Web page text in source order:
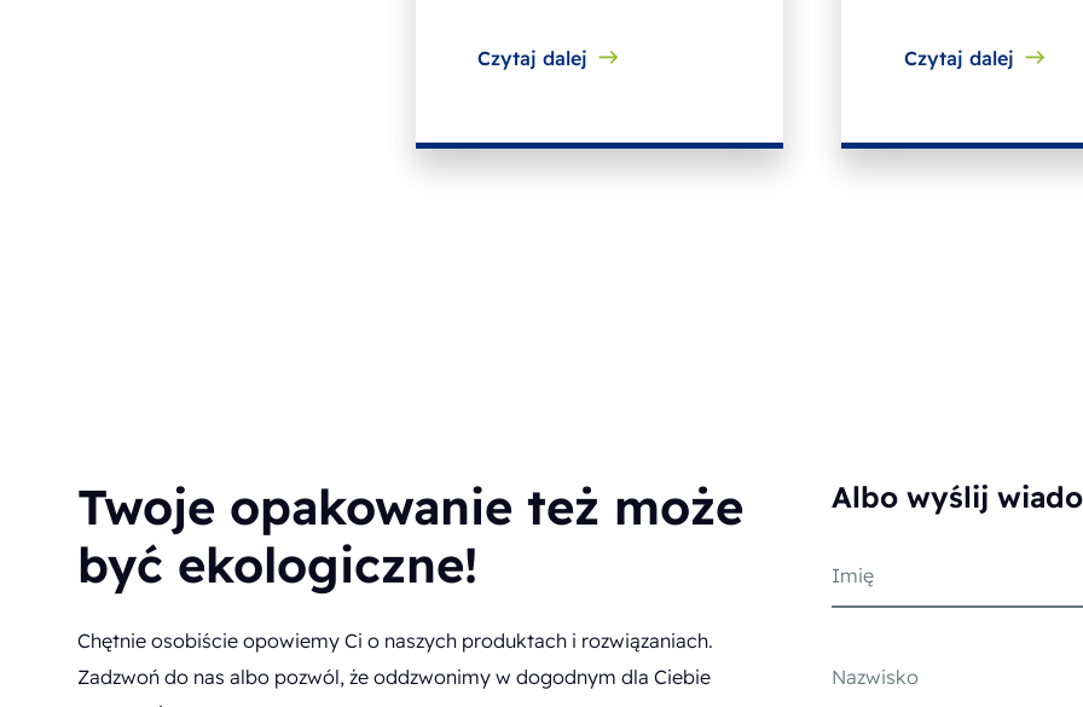
Czytaj dalej Czytaj dalej
Twoje opakowanie też może
być ekologiczne!
Chętnie osobiście opowiemy Ci o naszych produktach i rozwiązaniach.
Zadzwoń do nas albo pozwól, że oddzwonimy w dogodnym dla Ciebie
Albo wyślij